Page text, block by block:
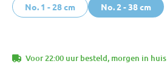
No. 1 - 28 cm No. 2 - 38 cm
Voor 22:00 uur besteld, morgen in huis